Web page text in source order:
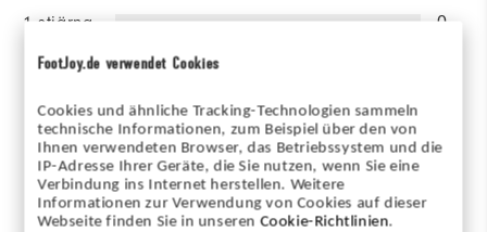
FootJoy.de verwendet Cookies
Cookies und ähnliche Tracking-Technologien sammeln
technische Informationen, zum Beispiel über den von
Ihnen verwendeten Browser, das Betriebssystem und die
IP-Adresse Ihrer Geräte, die Sie nutzen, wenn Sie eine
Verbindung ins Internet herstellen. Weitere
Informationen zur Verwendung von Cookies auf dieser
Webseite finden Sie in unserenCookie-Richtlinien.
1 stjärna 0
100%
av alla tillfrågade skulle
vän.
Recenserad av 4 kunder
View All